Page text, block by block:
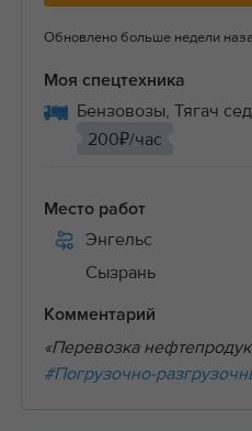
Обновлено больше недели
Моя спецтехника
Бензовозы, Тягач
200₽/час
Место работ
Энгельс
Сызрань
Комментарий
«Перевозка
#Погрузочно-